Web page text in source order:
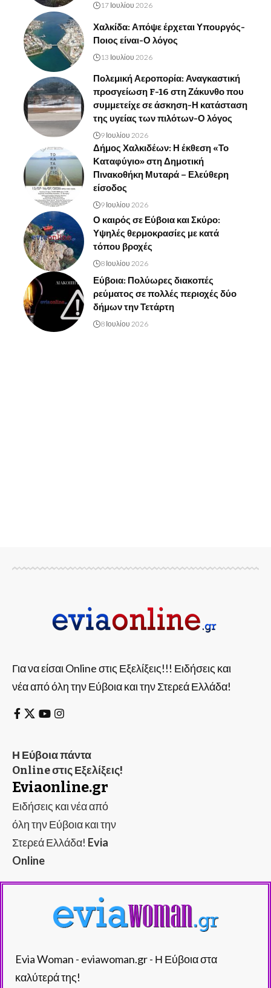
17 Ιουλίου 2026
Χαλκίδα: Απόψε έρχεται Υπουργός-
Ποιος είναι-Ο λόγος
13 Ιουλίου 2026
Πολεμική Αεροπορία: Αναγκαστική
προσγείωση F-16 στη Ζάκυνθο που
συμμετείχε σε άσκηση-Η κατάσταση
της υγείας των πιλότων-Ο λόγος
9 Ιουλίου 2026
Δήμος Χαλκιδέων: Η έκθεση «Το
Καταφύγιο» στη Δημοτική
Πινακοθήκη Μυταρά – Ελεύθερη
είσοδος
9 Ιουλίου 2026
Ο καιρός σε Εύβοια και Σκύρο:
Υψηλές θερμοκρασίες με κατά
τόπου βροχές
8 Ιουλίου 2026
Εύβοια: Πολύωρες διακοπές
ρεύματος σε πολλές περιοχές δύο
δήμων την Τετάρτη
8 Ιουλίου 2026
Για να είσαι Online στις Εξελίξεις!!! Ειδήσεις και
νέα από όλη την Εύβοια και την Στερεά Ελλάδα!
Η Εύβοια πάντα
Online στις Εξελίξεις!
Eviaonline.gr
Ειδήσεις και νέα από
όλη την Εύβοια και την
Στερεά Ελλάδα! Evia
Online
Evia Woman - eviawoman.gr - Η Εύβοια στα
καλύτερά της!